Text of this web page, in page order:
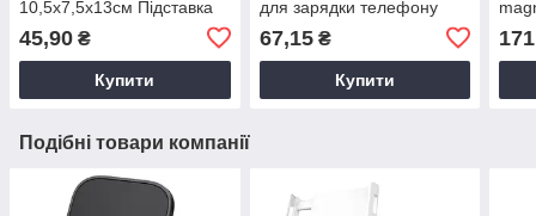
10,5х7,5х13см Підставка
пластикова
45,90 ₴
Купити
для зарядки телефону
67,15₴
Купити
Подібні товари компанії